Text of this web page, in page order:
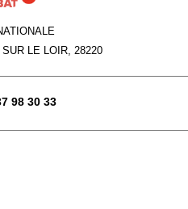
LE LOIR, 28220
98 30 33